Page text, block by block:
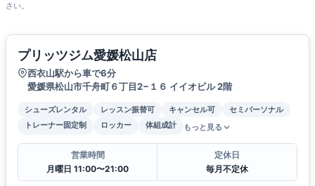
さい。
プリッツジム愛媛松山店
西衣山駅から車で6分
愛媛県松山市千舟町６丁目2−１６ イイオビル 2階
シューズレンタル レッスン振替可 キャンセル可
セミパーソナル
トレーナー固定制
ロッカー 体組成計 もっと見る
営業時間
月曜日 11:00〜21:00
定休日
毎月不定休